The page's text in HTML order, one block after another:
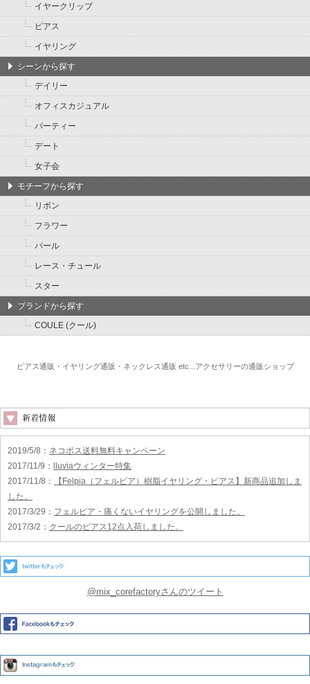
イヤークリップ
ピアス
イヤリング
シーンから探す
デイリー
オフィスカジュアル
パーティー
デート
女子会
モチーフから探す
リボン
フラワー
パール
レース・チュール
スター
ブランドから探す
COULE (クール)
ピアス通販・イヤリング通販・ネックレス通販 etc...アクセサリーの通販ショップ
2019/5/8 ： ネコポス送料無料キャンペーン
2017/11/9 ： lluviaウィンター特集
2017/11/8 ：
【Felpia（フェルピア）樹脂イヤリング・ピアス】新商品追加しま
した。
2017/3/29 ： フェルピア・痛くないイヤリングを公開しました。
2017/3/2 ： クールのピアス12点入荷しました。
@mix_corefactoryさんのツイート